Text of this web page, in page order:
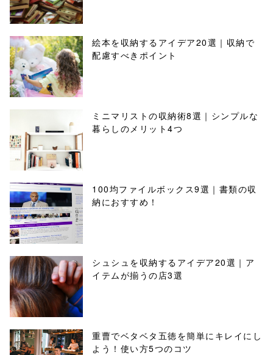
絵本を収納するアイデア20選｜収納で
配慮すべきポイント
ミニマリストの収納術8選｜シンプルな
暮らしのメリット4つ
100均ファイルボックス9選｜書類の収
納におすすめ！
シュシュを収納するアイデア20選｜ア
イテムが揃うの店3選
重曹でベタベタ五徳を簡単にキレイにし
よう！使い方5つのコツ